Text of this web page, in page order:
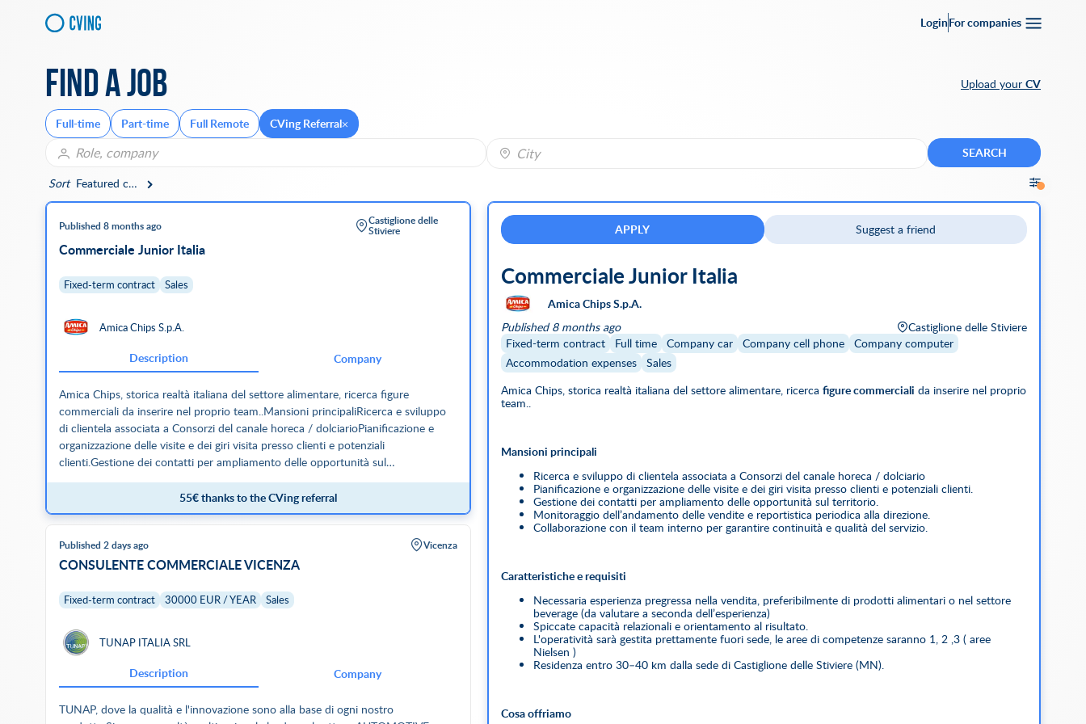
LoginFor companies
Find a job Upload your CV
Full-time Part-time Full Remote CVing Referral
City
SEARCH
Sort
Featured companies
Published 8 months ago Castiglione delle
Stiviere
Commerciale Junior Italia
Fixed-term contract Sales
Amica Chips S.p.A.
Description Company
Amica Chips, storica realtà italiana del settore alimentare, ricerca figure
commerciali da inserire nel proprio team..Mansioni principaliRicerca e sviluppo
di clientela associata a Consorzi del canale horeca / dolciarioPianificazione e
organizzazione delle visite e dei giri visita presso clienti e potenziali
clienti.Gestione dei contatti per ampliamento delle opportunità sul
territorio.Monitoraggio dell’andamento delle vendite e reportistica periodica alla
direzione.Collaborazione con il team interno per garantire continuità e qualità
del servizio.Caratteristiche e requisitiNecessaria esperienza pregressa nella
valutare a seconda dell’esperienza)Spiccate capacità relazionali e orientamento
al risultato.L'operatività sarà gestita prettamente fuori sede, le aree di
sede di Castiglione delle Stiviere (MN).Cosa offriamoIniziale contratto a tempo
a tempo indeterminato.Compenso fisso + variabile, commisurato all’esperienza e
ai risultati.Range retributivo: 28-35k (da valutare/rivalutabile in base
all'esperienza/risultati).Auto aziendale.PC e telefono aziendali.Vitto e alloggio
garantiti per le attività fuori sede.Se sei una persona dinamica, orientata alla
ed entra nel team!
55€ thanks to the CVing referral
Published 2 days ago Vicenza
CONSULENTE COMMERCIALE VICENZA
Fixed-term contract 30000 EUR / YEAR Sales
TUNAP ITALIA SRL
Description Company
TUNAP, dove la qualità e l'innovazione sono alla base di ogni nostro
APPLY Suggest a friend
Commerciale Junior Italia
Amica Chips S.p.A.
Published 8 months ago
Castiglione delle Stiviere
Fixed-term contract
Full time Company car Company cell phone
Company computer
Accommodation expenses
Sales
Amica Chips, storica realtà italiana del settore alimentare, ricerca figure commerciali da inserire nel proprio
team..
Mansioni principali
Ricerca e sviluppo di clientela associata a Consorzi del canale horeca / dolciario
Pianificazione e organizzazione delle visite e dei giri visita presso clienti e potenziali clienti.
Gestione dei contatti per ampliamento delle opportunità sul territorio.
Monitoraggio dell’andamento delle vendite e reportistica periodica alla direzione.
Collaborazione con il team interno per garantire continuità e qualità del servizio.
Caratteristiche e requisiti
Necessaria esperienza pregressa nella vendita, preferibilmente di prodotti alimentari o nel settore
beverage (da valutare a seconda dell’esperienza)
Spiccate capacità relazionali e orientamento al risultato.
L'operatività sarà gestita prettamente fuori sede, le aree di competenze saranno 1, 2 ,3 ( aree
Nielsen )
Residenza entro 30–40 km dalla sede di Castiglione delle Stiviere (MN).
Cosa offriamo